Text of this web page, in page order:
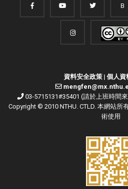
B
資料安全政策| 個人資
03-5715131#35401 (請於上班時間
Copyright © 2010 NTHU. CTLD. 本網站所
術使用